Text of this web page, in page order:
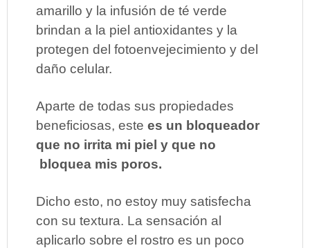
amarillo y la infusión de té verde
brindan a la piel antioxidantes y la
protegen del fotoenvejecimiento y del
daño celular.
Aparte de todas sus propiedades
beneficiosas, estees un bloqueador
que no irrita mi piel y que no
bloquea mis poros.
Dicho esto, no estoy muy satisfecha
con su textura. La sensación al
aplicarlo sobre el rostro es un poco